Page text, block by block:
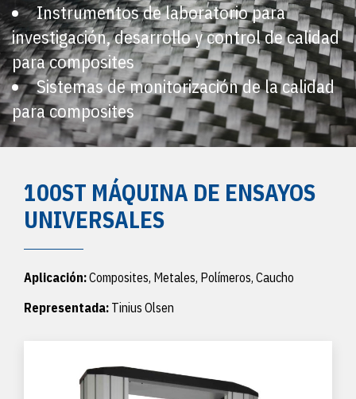
Instrumentos de laboratorio para
investigación, desarrollo y control de calidad
para composites
Sistemas de monitorización de la calidad
para composites
100ST MÁQUINA DE ENSAYOS
UNIVERSALES
Aplicación:Composites, Metales, Polímeros, Caucho
Representada: Tinius Olsen